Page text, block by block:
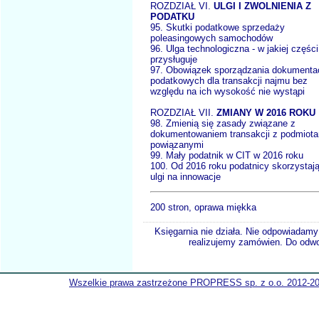
ROZDZIAŁ VI. ULGI I ZWOLNIENIA Z
PODATKU
95. Skutki podatkowe sprzedaży
poleasingowych samochodów
96. Ulga technologiczna - w jakiej części
przysługuje
97. Obowiązek sporządzania
podatkowych dla transakcji najmu bez
względu na ich wysokość nie wystąpi
ROZDZIAŁ VII. ZMIANY W 2016 ROKU
98. Zmienią się zasady związane z
dokumentowaniem transakcji z
powiązanymi
99. Mały podatnik w CIT w 2016 roku
100. Od 2016 roku podatnicy
ulgi na innowacje
200 stron, oprawa miękka
Księgarnia nie działa. Nie
realizujemy zamówien. Do
Wszelkie prawa zastrzeżone PROPRESS sp. z o.o. 2012-